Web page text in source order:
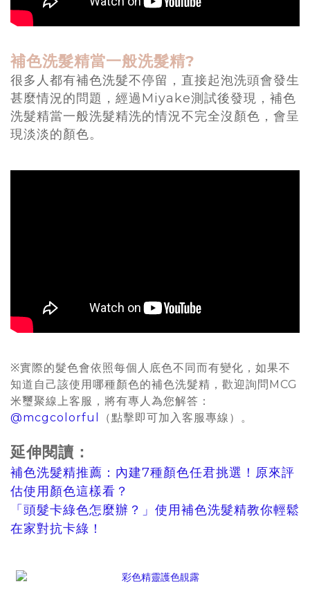
補色洗髮精當一般洗髮精?
很多人都有補色洗髮不停留，直接起泡洗頭會發生
甚麼情況的問題，經過Miyake測試後發現，補色
洗髮精當一般洗髮精洗的情況不完全沒顏色，會呈
現淡淡的顏色。
※實際的髮色會依照每個人底色不同而有變化，如果不
知道自己該使用哪種顏色的補色洗髮精，歡迎詢問MCG
米璽聚線上客服，將有專人為您解答：
@mcgcolorful
（點擊即可加入客服專線）。
延伸閱讀：
補色洗髮精推薦：內建7種顏色任君挑選！原來評
估使用顏色這樣看？
「頭髮卡綠色怎麼辦？」使用補色洗髮精教你輕鬆
在家對抗卡綠！